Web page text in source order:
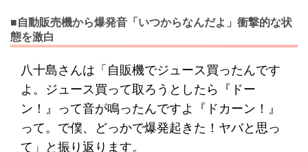
■自動販売機から爆発音「いつからなんだよ」衝撃的な状
態を激白
八十島さんは「自販機でジュース買ったんです
よ。ジュース買って取ろうとしたら『ドー
ン！』って音が鳴ったんですよ『ドカーン！』
って。で僕、どっかで爆発起きた！ヤバと思っ
て」と振り返ります。